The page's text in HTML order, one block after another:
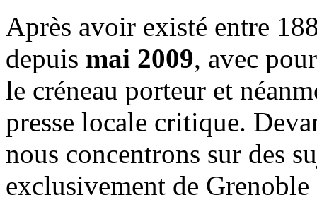
Après avoir existé entre
depuis mai 2009, avec
le créneau porteur et
presse locale critique.
nous concentrons sur des
exclusivement de